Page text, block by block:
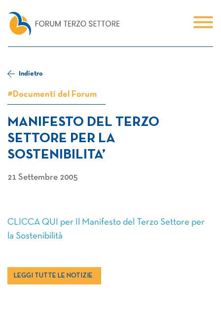
Indietro
#Documenti del Forum
MANIFESTO DEL TERZO
SETTORE PER LA
SOSTENIBILITA’
21 Settembre 2005
CLICCA QUI per Il Manifesto del Terzo Settore per
la Sostenibilità
LEGGI TUTTE LE NOTIZIE